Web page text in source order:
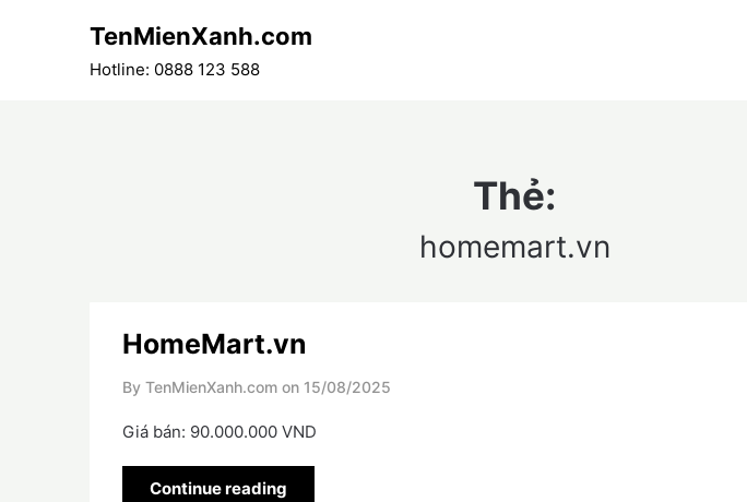
TenMienXanh.com
Hotline: 0888 123 588
Thẻ:
homemart.vn
HomeMart.vn
By TenMienXanh.com on 15/08/2025
Giá bán: 90.000.000 VND
Continue reading